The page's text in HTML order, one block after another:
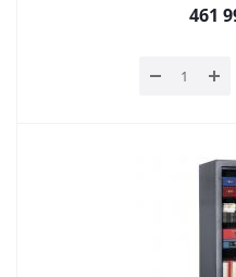
461